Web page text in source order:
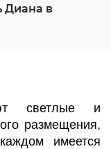
Диана в
светлые и
размещения,
имеется